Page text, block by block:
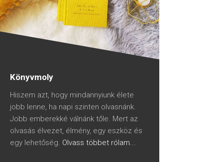
Könyvmoly
Hiszem azt, hogy mindannyiunk élete
jobb lenne, ha napi szinten olvasnánk.
Jobb emberekké válnánk tőle. Mert az
olvasás élvezet, élmény, egy eszköz és
egy lehetőség. Olvass többet rólam...